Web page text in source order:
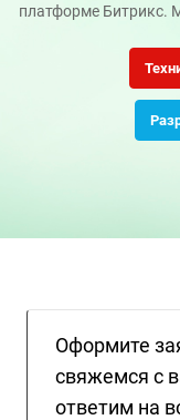
платформе Битрикс.
Оформите
свяжемся с
ответим на